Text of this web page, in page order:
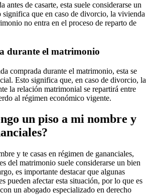
antes de casarte, esta suele considerarse un
que en caso de divorcio, la vivienda
no entra en el proceso de reparto de
durante el matrimonio
comprada durante el matrimonio, esta se
Esto significa que, en caso de divorcio, la
la relación matrimonial se repartirá entre
al régimen económico vigente.
un piso a mi nombre y
y te casas en régimen de gananciales,
del matrimonio suele considerarse un bien
es importante destacar que algunas
pueden afectar esta situación, por lo que es
un abogado especializado en derecho